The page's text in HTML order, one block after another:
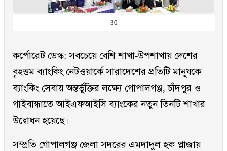
30
কর্পোরেট ডেস্ক: সবচেয়ে বেশি শাখা-উপশাখায় দেশের
বৃহত্তম ব্যাংকিং নেটওয়ার্কে সারাদেশের প্রতিটি মানুষকে
ব্যাংকিং সেবায় অন্তর্ভুক্তির লক্ষ্যে গোপালগঞ্জ, চাঁদপুর ও
গাইবান্ধাতে আইএফআইসি ব্যাংকের নতুন তিনটি শাখার
উদ্বোধন হয়েছে।
সম্প্রতি গোপালগঞ্জ জেলা সদরের এমদাদুল হক প্লাজায়